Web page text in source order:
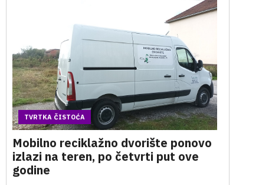
TVRTKA ČISTOĆA
Mobilno reciklažno dvorište ponovo
izlazi na teren, po četvrti put ove
godine